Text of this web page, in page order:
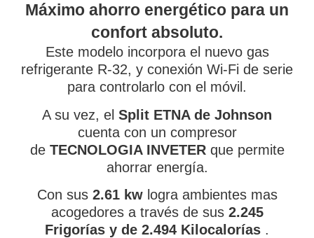
Máximo ahorro energético para un
confort absoluto.
Este modelo incorpora el nuevo gas
refrigerante R-32, y conexión Wi-Fi de serie
para controlarlo con el móvil.
A su vez, el Split ETNA de Johnson
cuenta con un compresor
de TECNOLOGIA INVETERque permite
ahorrar energía.
Con sus 2.61 kwlogra ambientes mas
acogedores a través de sus2.245
Frigorías y de 2.494 Kilocalorías .